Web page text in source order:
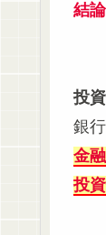
結論
投
銀
金
投